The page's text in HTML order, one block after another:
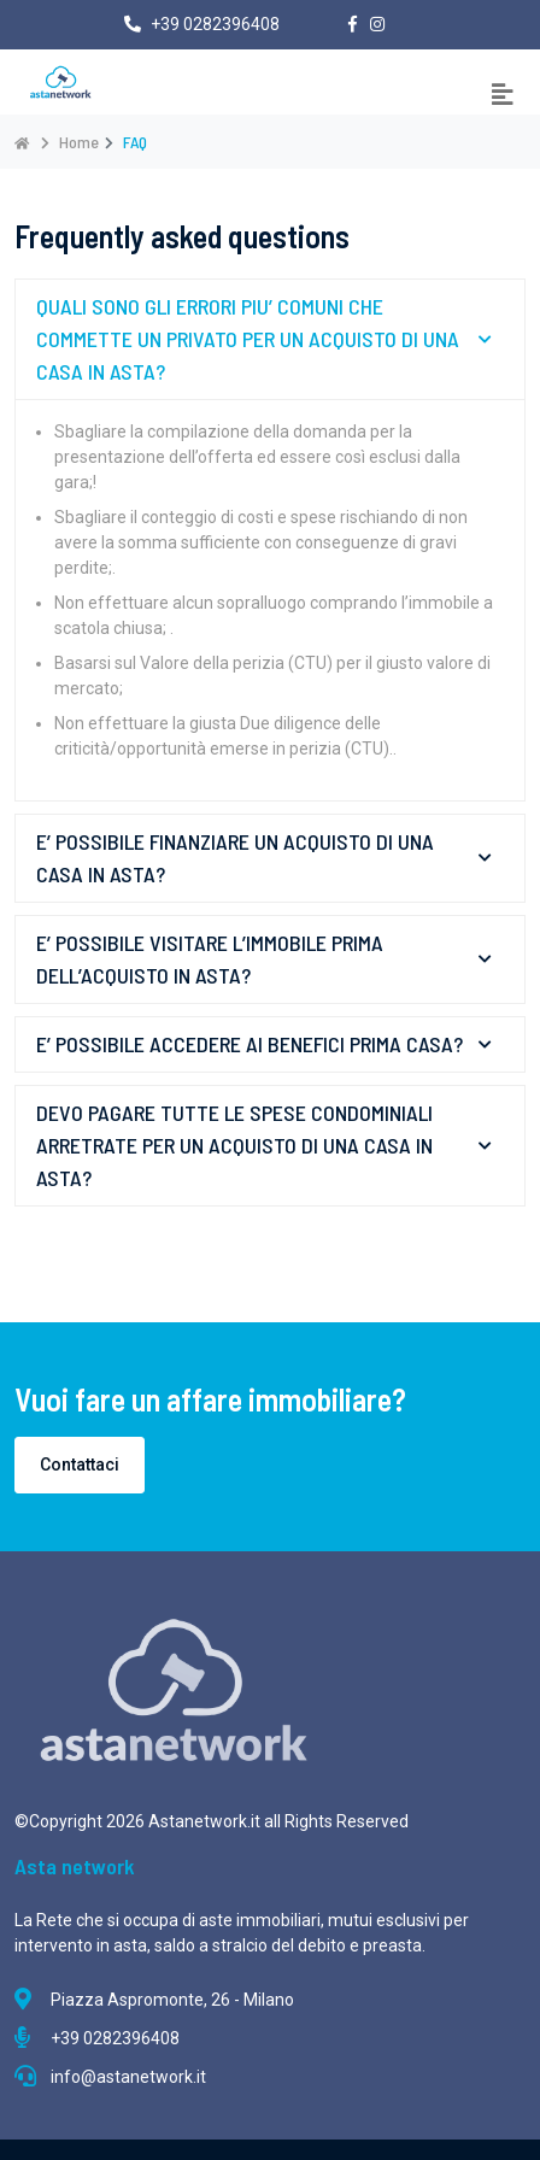
+39 0282396408
Home FAQ
Frequently asked questions
QUALI SONO GLI ERRORI PIU’ COMUNI CHE
COMMETTE UN PRIVATO PER UN ACQUISTO DI UNA
CASA IN ASTA?
Sbagliare la compilazione della domanda per la
presentazione dell’offerta ed essere così esclusi dalla
gara;!
Sbagliare il conteggio di costi e spese rischiando di non
avere la somma sufficiente con conseguenze di gravi
perdite;.
Non effettuare alcun sopralluogo comprando l’immobile a
scatola chiusa; .
Basarsi sul Valore della perizia (CTU) per il giusto valore di
mercato;
Non effettuare la giusta Due diligence delle
criticità/opportunità emerse in perizia (CTU)..
E’ POSSIBILE FINANZIARE UN ACQUISTO DI UNA
CASA IN ASTA?
E’ POSSIBILE VISITARE L’IMMOBILE PRIMA
DELL’ACQUISTO IN ASTA?
E’ POSSIBILE ACCEDERE AI BENEFICI PRIMA CASA?
DEVO PAGARE TUTTE LE SPESE CONDOMINIALI
ARRETRATE PER UN ACQUISTO DI UNA CASA IN
ASTA?
Vuoi fare un affare immobiliare?
Contattaci
©Copyright 2026 Astanetwork.it all Rights Reserved
Asta network
La Rete che si occupa di aste immobiliari, mutui esclusivi per
intervento in asta, saldo a stralcio del debito e preasta.
Piazza Aspromonte, 26 - Milano
+39 0282396408
info@astanetwork.it